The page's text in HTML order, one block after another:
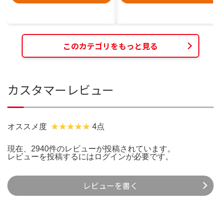
このカテゴリをもっと見る
カスタマーレビュー
オススメ度 4点
現在、2940件のレビューが投稿されています。
レビューを投稿するには ログインが必要です。
レビューを書く